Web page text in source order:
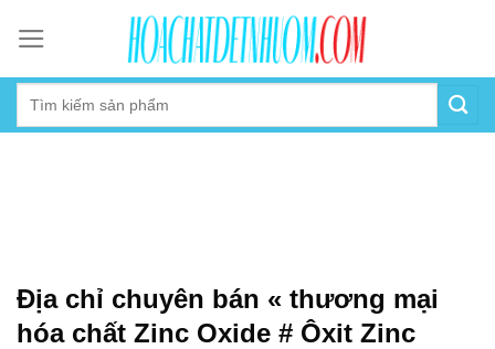
content
Địa chỉ chuyên bán « thương mại
hóa chất Zinc Oxide # Ôxit Zinc